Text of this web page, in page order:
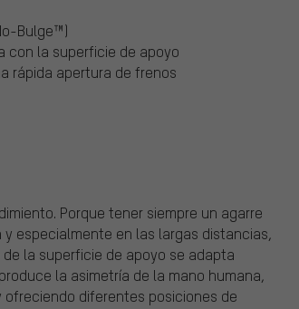
Bulge™)
con la superficie de apoyo
rápida apertura de frenos
Porque tener siempre un agarre
especialmente en las largas distancias,
la superficie de apoyo se adapta
la asimetría de la mano humana,
diferentes posiciones de